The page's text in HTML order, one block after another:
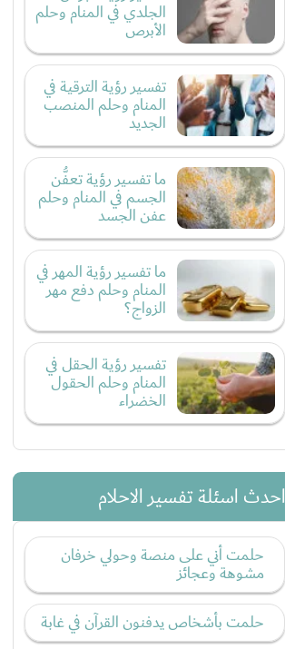
الجلدي في المنام وحلم
الأبرص
تفسير رؤية الترقية في
المنام وحلم المنصب
الجديد
ما تفسير رؤية تعفُّن
الجسم في المنام وحلم
عفن الجسد
ما تفسير رؤية المهر في
المنام وحلم دفع مهر
الزواج؟
تفسير رؤية الحقل في
المنام وحلم الحقول
الخضراء
احدث اسئلة تفسير الاحلام
حلمت أني على منصة وحولي خرفان
مشوهة وعجائز
حلمت بأشخاص يدفنون القرآن في غابة